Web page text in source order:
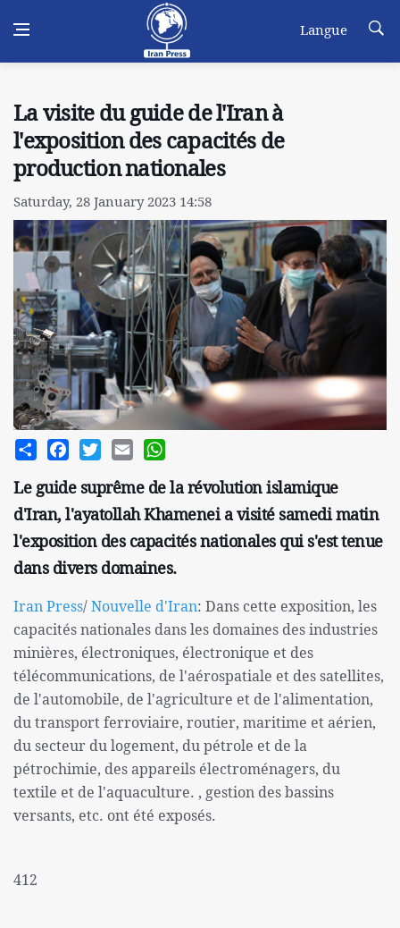
Langue
La visite du guide de l'Iran à
l'exposition des capacités de
production nationales
Saturday, 28 January 2023 14:58
Share FacebookTwitterEmail
Le guide suprême de la révolution islamique
d'Iran, l'ayatollah Khamenei a visité samedi matin
l'exposition des capacités nationales qui s'est tenue
dans divers domaines.
Iran Press/Nouvelle d'Iran: Dans cette exposition, les
capacités nationales dans les domaines des industries
minières, électroniques, électronique et des
télécommunications, de l'aérospatiale et des satellites,
de l'automobile, de l'agriculture et de l'alimentation,
du transport ferroviaire, routier, maritime et aérien,
du secteur du logement, du pétrole et de la
pétrochimie, des appareils électroménagers, du
textile et de l'aquaculture. , gestion des bassins
versants, etc. ont été exposés.
412